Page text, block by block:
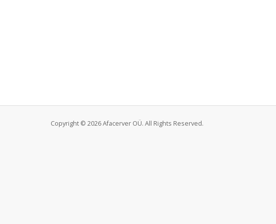
Copyright © 2026 Afacerver OÜ. All Rights Reserved.